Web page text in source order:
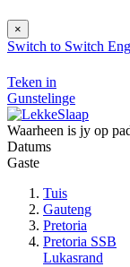
×
Switch to Switch
Teken in
Gunstelinge
Waarheen is jy op
Datums
Gaste
Tuis
Gauteng
Pretoria
Pretoria SSB
Lukasrand